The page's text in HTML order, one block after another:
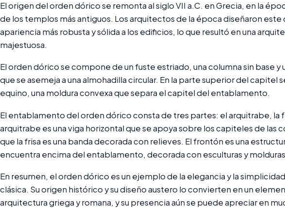
El origen del orden dórico se remonta al siglo VII a.C. en Grecia, en la
de los templos más antiguos. Los arquitectos de la época diseñaron este
apariencia más robusta y sólida a los edificios, lo que resultó en una
majestuosa.
El orden dórico se compone de un fuste estriado, una columna sin base y
que se asemeja a una almohadilla circular. En la parte superior del capitel
equino, una moldura convexa que separa el capitel del entablamento.
El entablamento del orden dórico consta de tres partes: el arquitrabe, la
arquitrabe es una viga horizontal que se apoya sobre los capiteles de las
que la frisa es una banda decorada con relieves. El frontón es una
encuentra encima del entablamento, decorada con esculturas y
En resumen, el orden dórico es un ejemplo de la elegancia y la
clásica. Su origen histórico y su diseño austero lo convierten en un
arquitectura griega y romana, y su presencia aún se puede apreciar en